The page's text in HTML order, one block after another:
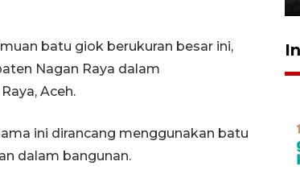
batu giok berukuran besar ini,
Nagan Raya dalam
Aceh.
ini dirancang menggunakan batu
dalam bangunan.